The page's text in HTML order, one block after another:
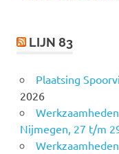
LIJN 83
Plaatsing
2026
Nijmegen, 27 t/m